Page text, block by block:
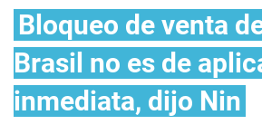
Bloqueo de venta
Brasil no es de
inmediata, dijo Nin